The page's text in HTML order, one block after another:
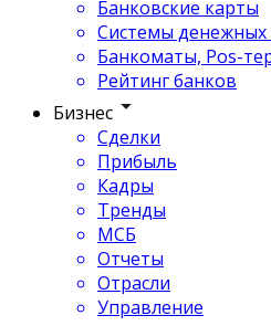
Банковские карты
Системы денежных
Банкоматы, Pos-
Рейтинг банков
Бизнес
Сделки
Прибыль
Кадры
Тренды
МСБ
Отчеты
Отрасли
Управление